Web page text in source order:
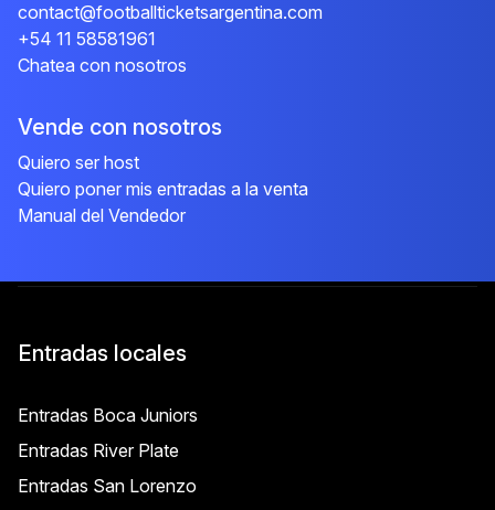
contact@footballticketsargentina.com
+54 11 58581961
Chatea con nosotros
Vende con nosotros
Quiero ser host
Quiero poner mis entradas a la venta
Manual del Vendedor
Entradas locales
Entradas Boca Juniors
Entradas River Plate
Entradas San Lorenzo